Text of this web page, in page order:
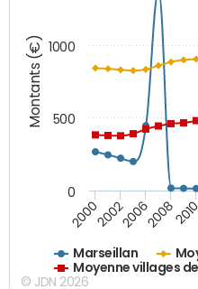
Montants (€)
Marseillan
Moyenne villages
20002002200620082010
0
500
1000
© JDN 2026